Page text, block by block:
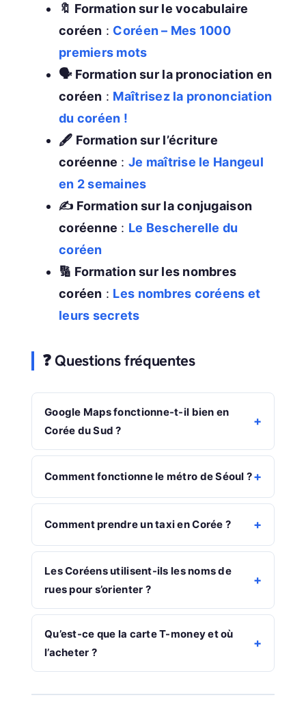
🔖 Formation sur le vocabulaire
coréen : Coréen – Mes 1000
premiers mots
🗣️ Formation sur la pronociation en
coréen : Maîtrisez la prononciation
du coréen !
🖋️ Formation sur l’écriture
coréenne : Je maîtrise le Hangeul
en 2 semaines
✍️ Formation sur la conjugaison
coréenne : Le Bescherelle du
coréen
🔢 Formation sur les nombres
coréen : Les nombres coréens et
leurs secrets
❓ Questions fréquentes
Google Maps fonctionne-t-il bien en
Corée du Sud ?
Comment fonctionne le métro de Séoul ?
Comment prendre un taxi en Corée ?
Les Coréens utilisent-ils les noms de
rues pour s’orienter ?
Qu’est-ce que la carte T-money et où
l’acheter ?